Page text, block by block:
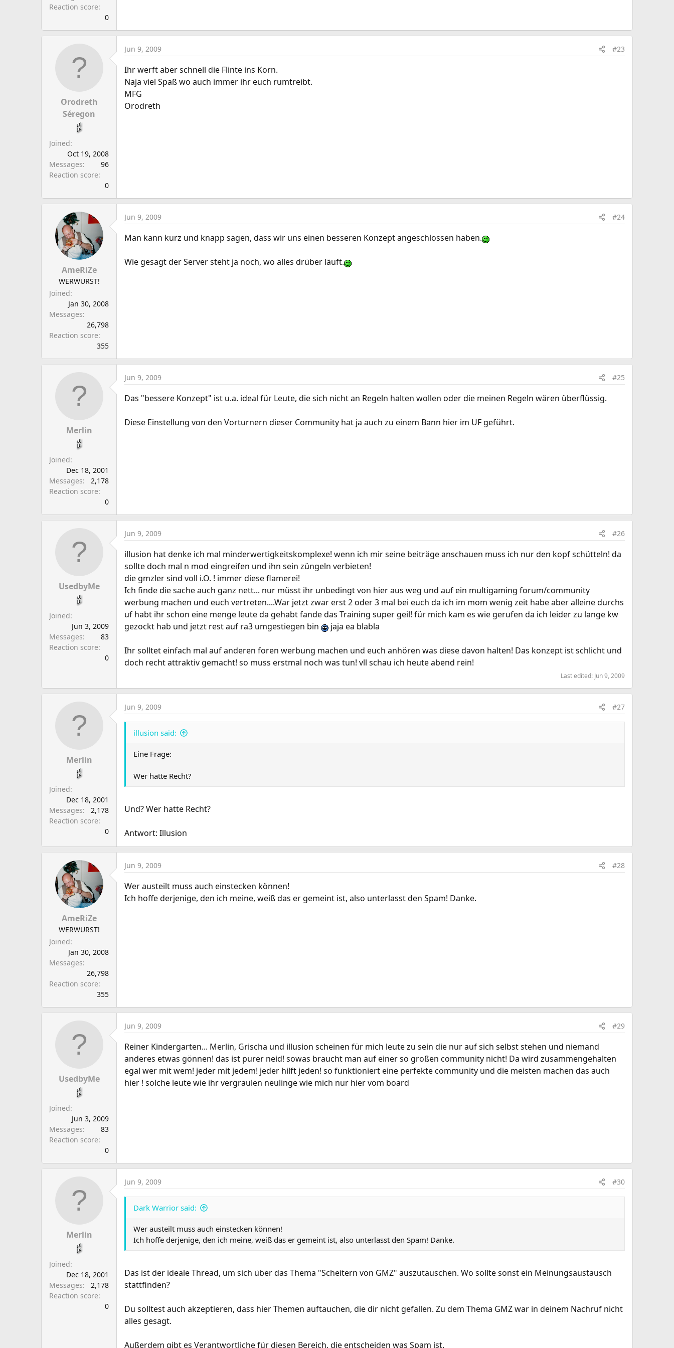
Reaction score
0
Orodreth
Séregon
Joined
Oct 19, 2008
Messages
96
Reaction score
0
Jun 9, 2009 #23
Ihr werft aber schnell die Flinte ins Korn.
Naja viel Spaß wo auch immer ihr euch rumtreibt.
MFG
Orodreth
AmeRiZe
WERWURST!
Joined
Jan 30, 2008
Messages
26,798
Reaction score
355
Jun 9, 2009 #24
Man kann kurz und knapp sagen, dass wir uns einen besseren Konzept angeschlossen haben.
Wie gesagt der Server steht ja noch, wo alles drüber läuft.
Merlin
Joined
Dec 18, 2001
Messages
2,178
Reaction score
0
Jun 9, 2009 #25
Das "bessere Konzept" ist u.a. ideal für Leute, die sich nicht an Regeln halten wollen oder die meinen Regeln wären überflüssig.
Diese Einstellung von den Vorturnern dieser Community hat ja auch zu einem Bann hier im UF geführt.
UsedbyMe
Joined
Jun 3, 2009
Messages
83
Reaction score
0
Jun 9, 2009 #26
illusion hat denke ich mal minderwertigkeitskomplexe! wenn ich mir seine beiträge anschauen muss ich nur den kopf schütteln! da
sollte doch mal n mod eingreifen und ihn sein züngeln verbieten!
die gmzler sind voll i.O. ! immer diese flamerei!
Ich finde die sache auch ganz nett... nur müsst ihr unbedingt von hier aus weg und auf ein multigaming forum/community
werbung machen und euch vertreten....War jetzt zwar erst 2 oder 3 mal bei euch da ich im mom wenig zeit habe aber alleine durchs
uf habt ihr schon eine menge leute da gehabt fande das Training super geil! für mich kam es wie gerufen da ich leider zu lange kw
gezockt hab und jetzt rest auf ra3 umgestiegen bin
jaja ea blabla
Ihr solltet einfach mal auf anderen foren werbung machen und euch anhören was diese davon halten! Das konzept ist schlicht und
doch recht attraktiv gemacht! so muss erstmal noch was tun! vll schau ich heute abend rein!
Last edited: Jun 9, 2009
Merlin
Joined
Dec 18, 2001
Messages
2,178
Reaction score
0
Jun 9, 2009 #27
illusion said:
Eine Frage:
Wer hatte Recht?
Und? Wer hatte Recht?
Antwort: Illusion
AmeRiZe
WERWURST!
Joined
Jan 30, 2008
Messages
26,798
Reaction score
355
Jun 9, 2009 #28
Wer austeilt muss auch einstecken können!
Ich hoffe derjenige, den ich meine, weiß das er gemeint ist, also unterlasst den Spam! Danke.
UsedbyMe
Joined
Jun 3, 2009
Messages
83
Reaction score
0
Jun 9, 2009 #29
Reiner Kindergarten... Merlin, Grischa und illusion scheinen für mich leute zu sein die nur auf sich selbst stehen und niemand
anderes etwas gönnen! das ist purer neid! sowas braucht man auf einer so großen community nicht! Da wird zusammengehalten
egal wer mit wem! jeder mit jedem! jeder hilft jeden! so funktioniert eine perfekte community und die meisten machen das auch
hier ! solche leute wie ihr vergraulen neulinge wie mich nur hier vom board
Merlin
Joined
Dec 18, 2001
Messages
2,178
Reaction score
0
Jun 9, 2009 #30
Dark Warrior said:
Wer austeilt muss auch einstecken können!
Ich hoffe derjenige, den ich meine, weiß das er gemeint ist, also unterlasst den Spam! Danke.
Das ist der ideale Thread, um sich über das Thema "Scheitern von GMZ" auszutauschen. Wo sollte sonst ein Meinungsaustausch
stattfinden?
Du solltest auch akzeptieren, dass hier Themen auftauchen, die dir nicht gefallen. Zu dem Thema GMZ war in deinem Nachruf nicht
alles gesagt.
Außerdem gibt es Verantwortliche für diesen Bereich, die entscheiden was Spam ist.